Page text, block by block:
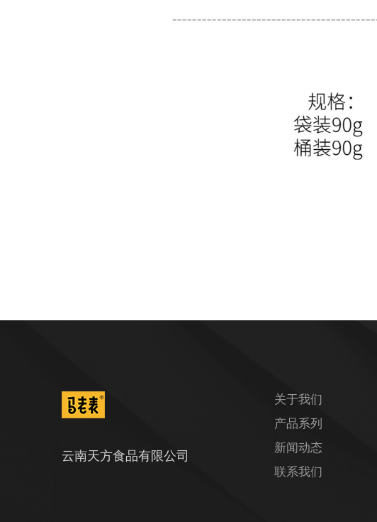
云南天方食品有限公司
关于我们
产品系列
新闻动态
联系我们